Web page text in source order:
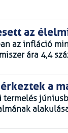
az
az infláció
ára 4,4
a
termelés